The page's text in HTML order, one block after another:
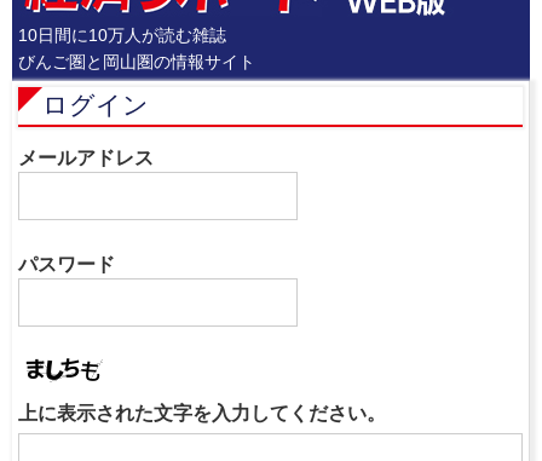
10日間に10万人が読む雑誌
びんご圏と岡山圏の情報サイト
ログイン
メールアドレス
パスワード
上に表示された文字を入力してください。